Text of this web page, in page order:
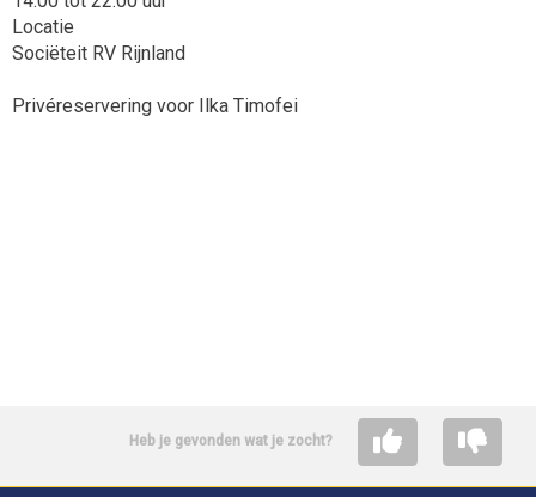
Locatie
Sociëteit RV Rijnland
Privéreservering voor Ilka Timofei
Heb je gevonden wat je zocht?